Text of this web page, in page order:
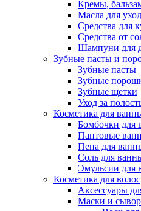
Кремы,
Масла для
Средства для
Средства от
Шампуни для
Зубные пасты и
Зубные пасты
Зубные
Зубные щетки
Уход за
Косметика для
Бомбочки для
Пантовые
Пена для
Соль для
Эмульсии для
Косметика для волос
Аксессуары
Маски и